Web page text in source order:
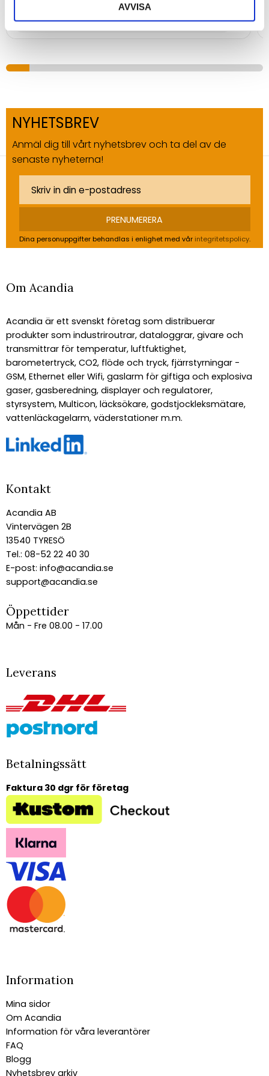
AVVISA
INFO
NYHETSBREV
Anmäl dig till vårt nyhetsbrev och ta del av de
senaste nyheterna!
PRENUMERERA
Dina personuppgifter behandlas i enlighet med vår integritetspolicy.
Om Acandia
Acandia är ett svenskt företag som distribuerar
produkter som industriroutrar, dataloggrar, givare och
transmittrar för temperatur, luftfuktighet,
barometertryck, CO2, flöde och tryck, fjärrstyrningar -
GSM, Ethernet eller Wifi, gaslarm för giftiga och explosiva
gaser, gasberedning, displayer och regulatorer,
styrsystem, Multicon, läcksökare, godstjockleksmätare,
vattenläckagelarm, väderstationer m.m.
Kontakt
Acandia AB
Vintervägen 2B
13540 TYRESÖ
Tel.: 08-52 22 40 30
E-post: info@acandia.se
support@acandia.se
Öppettider
Mån - Fre 08.00 - 17.00
Leverans
Betalningssätt
Faktura 30 dgr för företag
Information
Mina sidor
Om Acandia
Information för våra leverantörer
FAQ
Blogg
Nyhetsbrev arkiv